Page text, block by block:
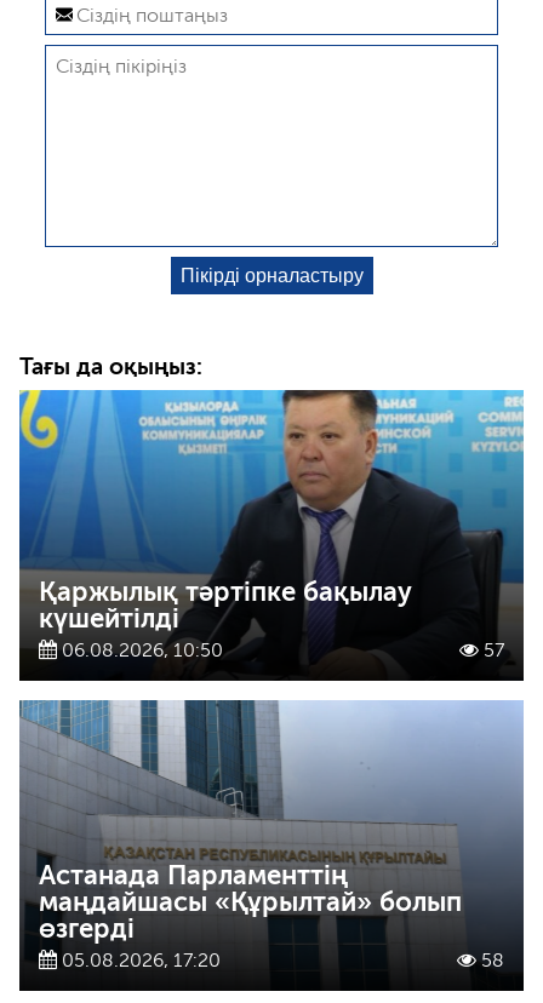
Тағы да оқыңыз:
Қаржылық тәртіпке бақылау
күшейтілді
06.08.2026, 10:50 57
Астанада Парламенттің
маңдайшасы «Құрылтай» болып
өзгерді
05.08.2026, 17:20 58